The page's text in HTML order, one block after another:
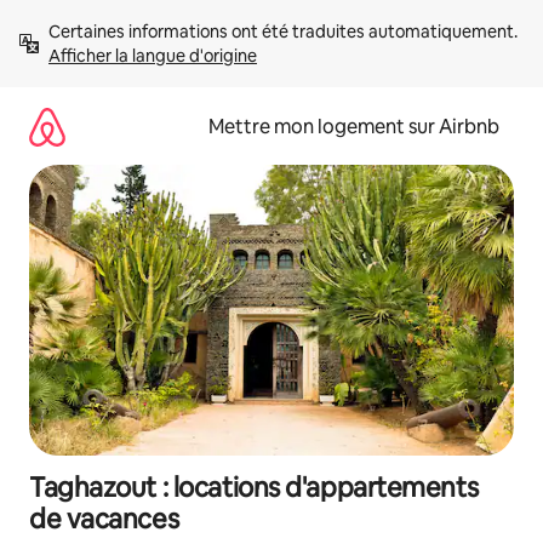
directement
Afficher la langue d'origine
Mettre mon logement sur Airbnb
Taghazout : locations d'appartements
de vacances